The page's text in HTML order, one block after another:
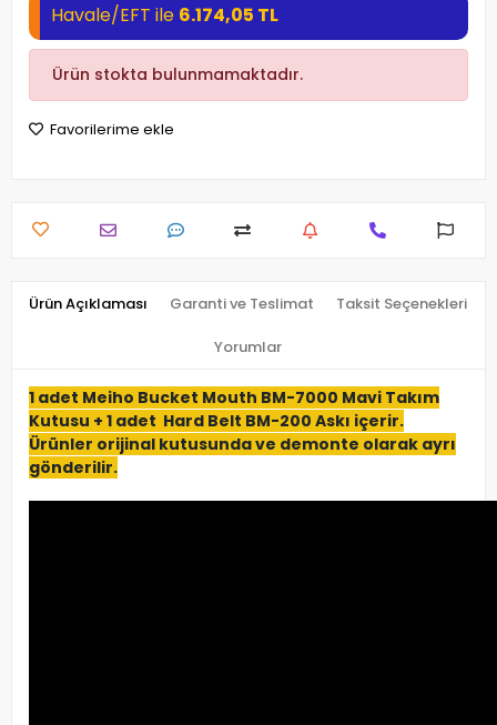
Havale/EFT ile 6.174,05 TL
Ürün stokta bulunmamaktadır.
Favorilerime ekle
Ürün Açıklaması Garanti ve Teslimat Taksit Seçenekleri
Yorumlar
1 adet Meiho Bucket Mouth BM-7000 Mavi Takım
Kutusu + 1 adet Hard Belt BM-200 Askı içerir.
Ürünler orijinal kutusunda ve demonte olarak ayrı
gönderilir.